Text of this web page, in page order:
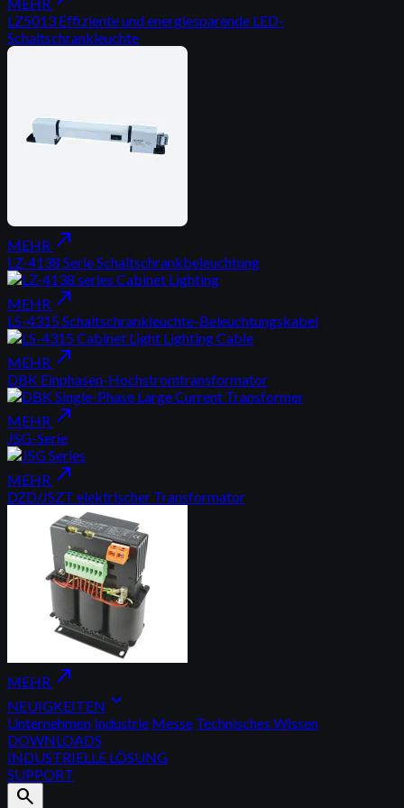
LZ5013 Effiziente und energiesparende LED-
Schaltschrankleuchte
MEHR north_east
LZ-4138 Serie Schaltschrankbeleuchtung
MEHR north_east
LS-4315 Schaltschrankleuchte-Beleuchtungskabel
MEHR north_east
DBK Einphasen-Hochstromtransformator
MEHR north_east
JSG-Serie
MEHR north_east
DZD/JSZT elektrischer Transformator
MEHR north_east
NEUIGKEITEN expand_more
Unternehmen Industrie Messe Technisches Wissen
DOWNLOADS
INDUSTRIELLE LÖSUNG
SUPPORT
search